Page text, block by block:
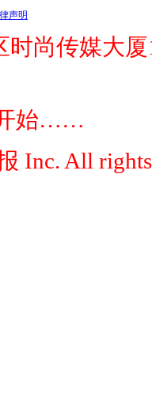
声明
尚传媒大厦
开始……
Inc. All